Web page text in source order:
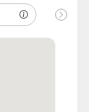
Suivant